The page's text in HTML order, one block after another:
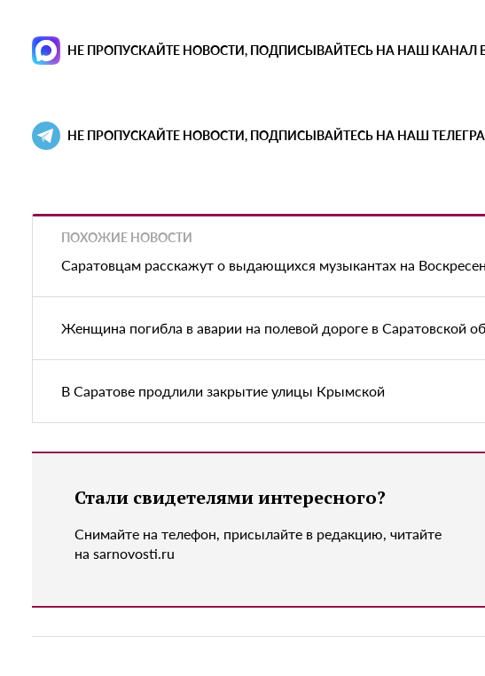
НЕ ПРОПУСКАЙТЕ НОВОСТИ, ПОДПИСЫВАЙТЕСЬ НА НАШ КАНАЛ
НЕ ПРОПУСКАЙТЕ НОВОСТИ, ПОДПИСЫВАЙТЕСЬ НА НАШ
ПОХОЖИЕ НОВОСТИ
Саратовцам расскажут о выдающихся музыкантах на
Женщина погибла в аварии на полевой дороге в Саратовской
В Саратове продлили закрытие улицы Крымской
Стали свидетелями интересного?
Снимайте на телефон, присылайте в редакцию, читайте
на sarnovosti.ru